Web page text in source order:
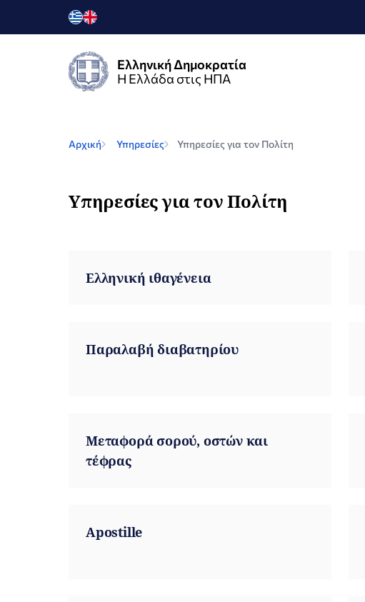
Ελληνική Δημοκρατία
Η Ελλάδα στις ΗΠΑ
Αρχική Υπηρεσίες Υπηρεσίες για τον Πολίτη
Υπηρεσίες για τον Πολίτη
Ελληνική ιθαγένεια
Παραλαβή διαβατηρίου
Μεταφορά σορού, οστών και
τέφρας
Apostille